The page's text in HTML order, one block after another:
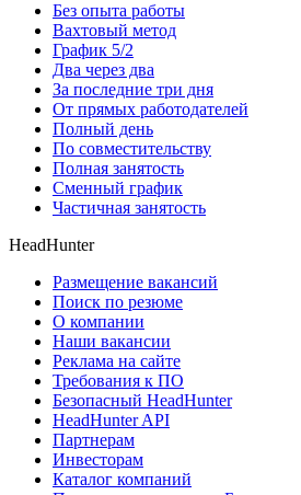
Без опыта работы
Вахтовый метод
График 5/2
Два через два
За последние три дня
От прямых работодателей
Полный день
По совместительству
Полная занятость
Сменный график
Частичная занятость
HeadHunter
Размещение вакансий
Поиск по резюме
О компании
Наши вакансии
Реклама на сайте
Требования к ПО
Безопасный HeadHunter
HeadHunter API
Партнерам
Инвесторам
Каталог компаний